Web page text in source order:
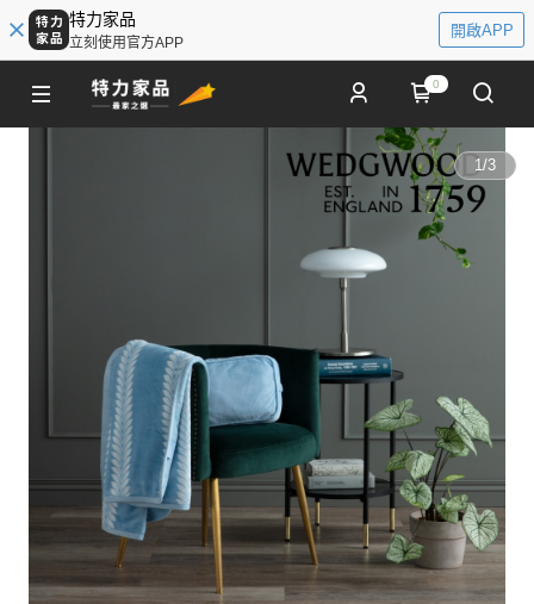
特力家品
立刻使用官方APP
開啟APP
0
1/3